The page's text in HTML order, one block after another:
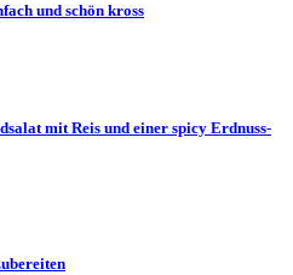
und schön kross
mit Reis und einer spicy Erdnuss-